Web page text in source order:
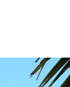
cookies